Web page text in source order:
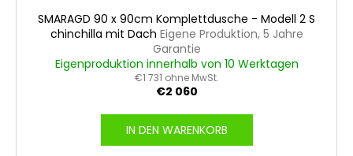
SMARAGD 90 x 90cm Komplettdusche - Modell 2 S
chinchilla mit Dach Eigene Produktion, 5 Jahre
Garantie
Eigenproduktion innerhalb von 10 Werktagen
€1 731 ohne MwSt.
€2 060
IN DEN WARENKORB